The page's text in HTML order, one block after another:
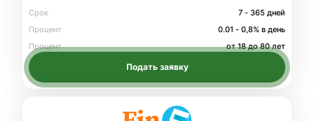
Срок
7 - 365 дней
Процент
0.01 - 0,8% в день
Процент
от 18 до 80 лет
Подать заявку